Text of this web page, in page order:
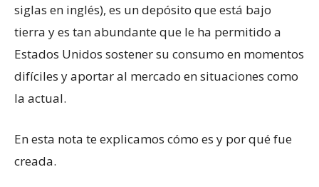
siglas en inglés), es un depósito que está bajo
tierra y es tan abundante que le ha permitido a
Estados Unidos sostener su consumo en momentos
difíciles y aportar al mercado en situaciones como
la actual.
En esta nota te explicamos cómo es y por qué fue
creada.